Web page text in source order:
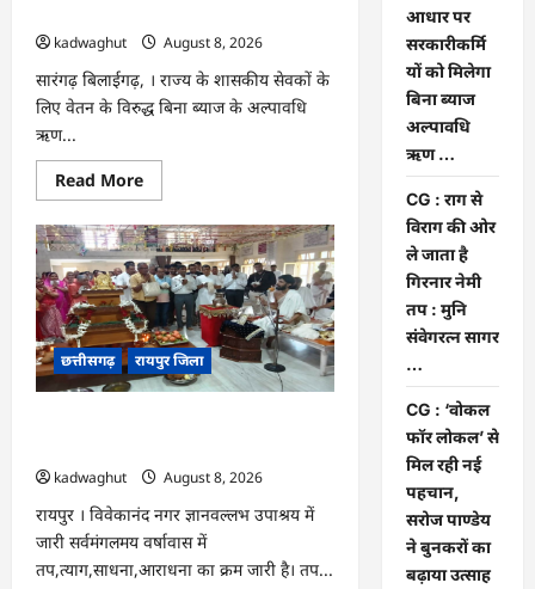
kadwaghut
August 8, 2026
सारंगढ़ बिलाईगढ़, । राज्य के शासकीय सेवकों के
लिए वेतन के विरुद्ध बिना ब्याज के अल्पावधि
ऋण...
Read MoreRead
more
CG
:
वेतन
के
आधार
पर
सरकारीकर्मियों
को
मिलेगा
बिना
ब्याज
छत्तीसगढ़ रायपुर जिला
kadwaghut
August 8, 2026
रायपुर । विवेकानंद नगर ज्ञानवल्लभ उपाश्रय में
जारी सर्वमंगलमय वर्षावास में
तप,त्याग,साधना,आराधना का क्रम जारी है। तप...
आधार पर
सरकारीकर्मि
यों को मिलेगा
बिना ब्याज
अल्पावधि
ऋण …
CG : राग से
विराग की ओर
ले जाता है
गिरनार नेमी
तप : मुनि
संवेगरत्न सागर
…
CG : ‘वोकल
फॉर लोकल’ से
मिल रही नई
पहचान,
सरोज पाण्डेय
ने बुनकरों का
बढ़ाया उत्साह